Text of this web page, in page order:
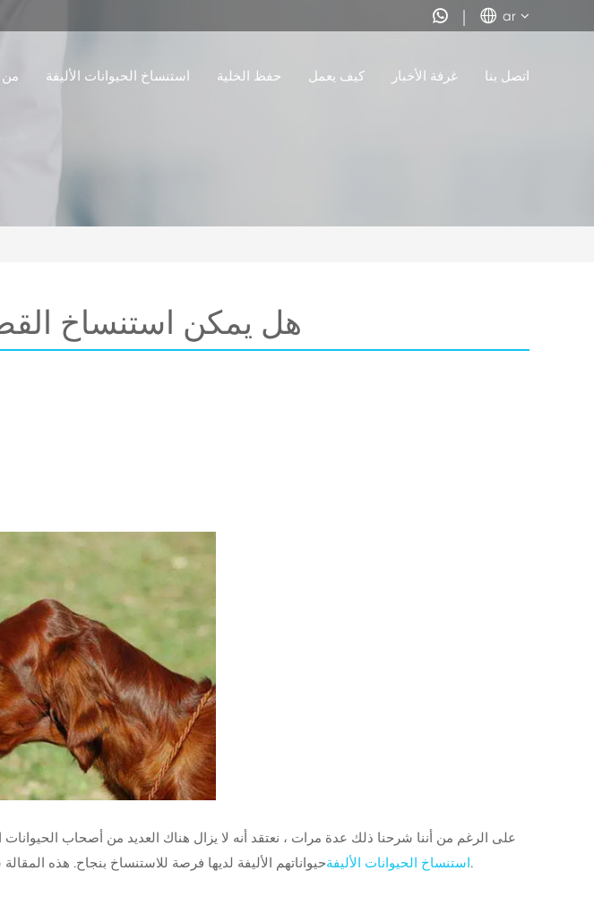
  ar
من استنساخ الحيوانات الأليفة حفظ الخلية كيف يعمل غرفة الأخبار اتصل بنا
هل يمكن استنساخ
على الرغم من أننا شرحنا ذلك عدة مرات ، نعتقد أنه لا يزال هناك العديد من أصحاب الحيوانات
حيواناتهم الأليفة لديها فرصة للاستنساخ بنجاح. هذهاستنساخ الحيوانات الأليفة.